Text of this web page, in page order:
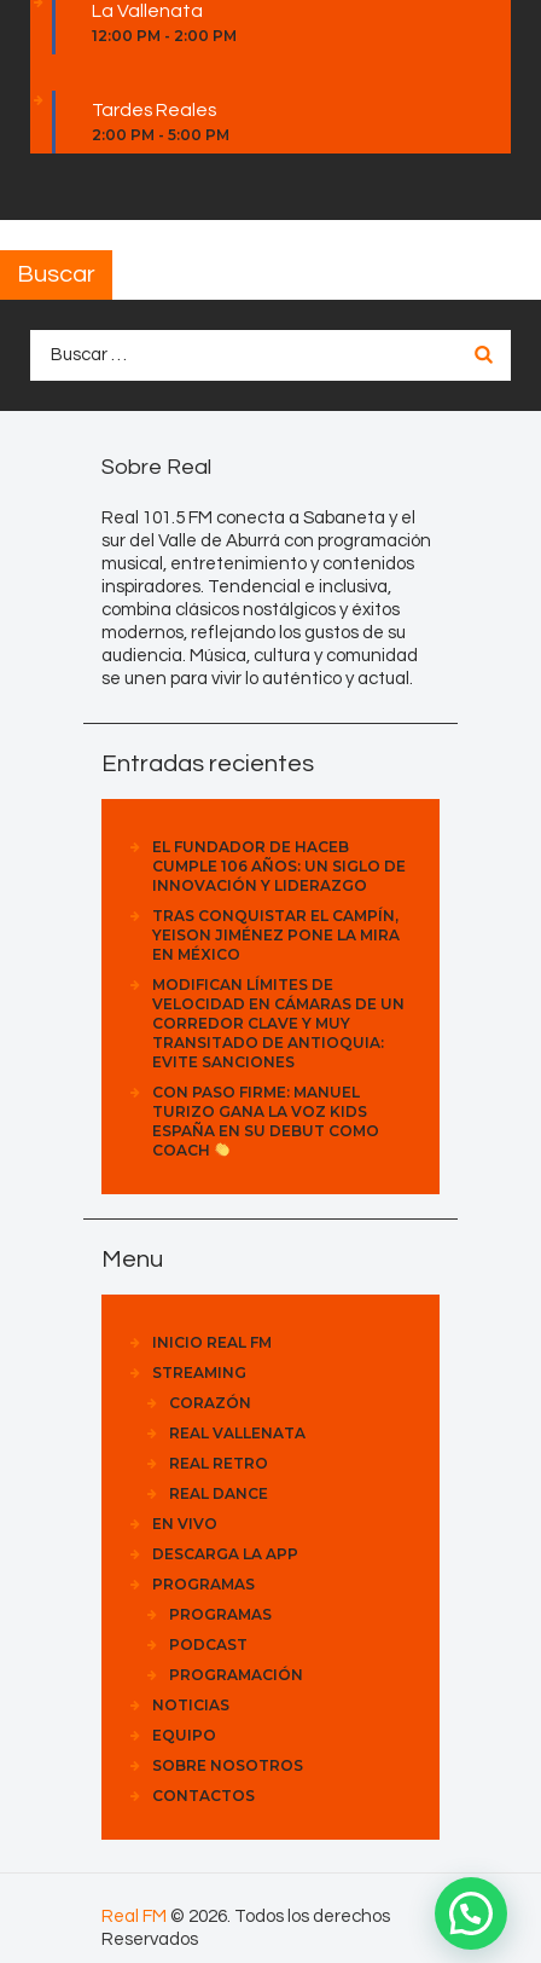
La Vallenata
12:00 PM - 2:00 PM
Tardes Reales
2:00 PM - 5:00 PM
Buscar
Sobre Real
Real 101.5 FM conecta a Sabaneta y el
sur del Valle de Aburrá con programación
musical, entretenimiento y contenidos
inspiradores. Tendencial e inclusiva,
combina clásicos nostálgicos y éxitos
modernos, reflejando los gustos de su
audiencia. Música, cultura y comunidad
se unen para vivir lo auténtico y actual.
Entradas recientes
EL FUNDADOR DE HACEB
CUMPLE 106 AÑOS: UN SIGLO DE
INNOVACIÓN Y LIDERAZGO
TRAS CONQUISTAR EL CAMPÍN,
YEISON JIMÉNEZ PONE LA MIRA
EN MÉXICO
MODIFICAN LÍMITES DE
VELOCIDAD EN CÁMARAS DE UN
CORREDOR CLAVE Y MUY
TRANSITADO DE ANTIOQUIA:
EVITE SANCIONES
CON PASO FIRME: MANUEL
TURIZO GANA LA VOZ KIDS
ESPAÑA EN SU DEBUT COMO
COACH
Menu
INICIO REAL FM
STREAMING
CORAZÓN
REAL VALLENATA
REAL RETRO
REAL DANCE
EN VIVO
DESCARGA LA APP
PROGRAMAS
PROGRAMAS
PODCAST
PROGRAMACIÓN
NOTICIAS
EQUIPO
SOBRE NOSOTROS
CONTACTOS
Real FM © 2026. Todos los derechos
Reservados